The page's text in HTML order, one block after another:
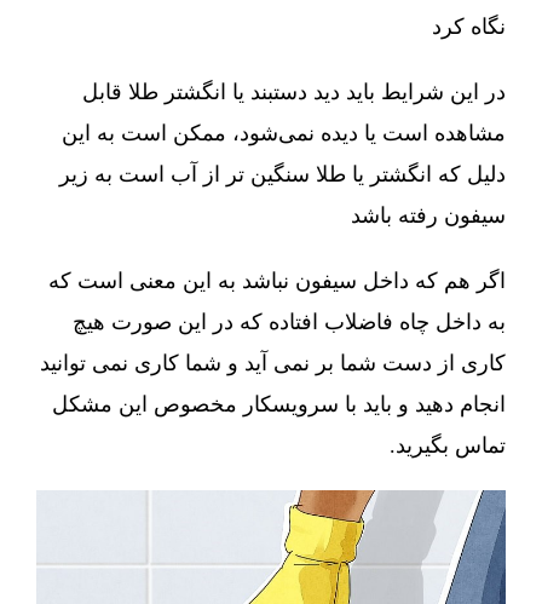
نگاه کرد
در این شرایط باید دید دستبند یا انگشتر طلا قابل
مشاهده است یا دیده نمی‌شود، ممکن است به این
دلیل که انگشتر یا طلا سنگین تر از آب است به زیر
سیفون رفته باشد
اگر هم که داخل سیفون نباشد به این معنی است که
به داخل چاه فاضلاب افتاده که در این صورت هیچ
کاری از دست شما بر نمی آید و شما کاری نمی توانید
انجام دهید و باید با سرویسکار مخصوص این مشکل
تماس بگیرید.